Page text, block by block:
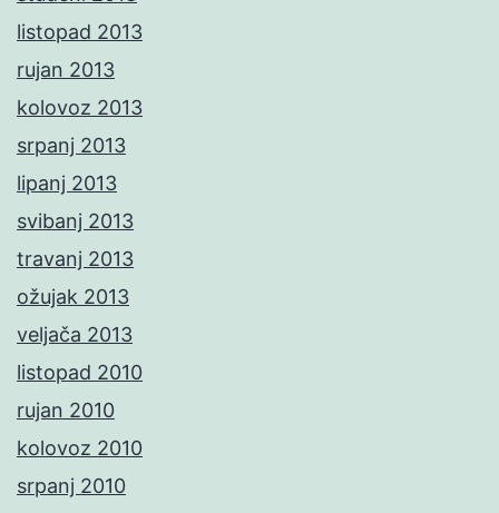
listopad 2013
rujan 2013
kolovoz 2013
srpanj 2013
lipanj 2013
svibanj 2013
travanj 2013
ožujak 2013
veljača 2013
listopad 2010
rujan 2010
kolovoz 2010
srpanj 2010